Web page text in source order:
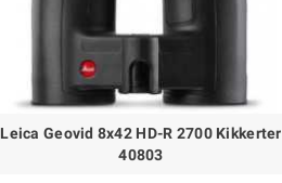
Leica Geovid 8x42 HD-R 2700 Kikkerter
40803